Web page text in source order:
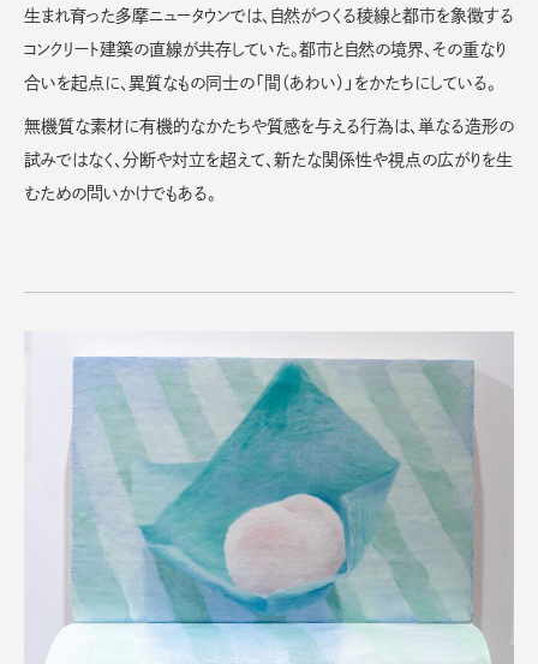
生まれ育った多摩ニュータウンでは、自然がつくる稜線と都市を象徴する
コンクリート建築の直線が共存していた。都市と自然の境界、その重なり
合いを起点に、異質なもの同士の「間（あわい）」をかたちにしている。
無機質な素材に有機的なかたちや質感を与える行為は、単なる造形の
試みではなく、分断や対立を超えて、新たな関係性や視点の広がりを生
むための問いかけでもある。